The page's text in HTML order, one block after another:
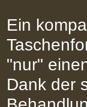
Ein
"nur"
Dank der